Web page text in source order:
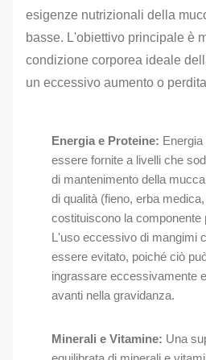
esigenze nutrizionali della
basse. L'obiettivo principale è
condizione corporea ideale
un eccessivo aumento o
Energia e Proteine:
essere fornite a livelli che
di mantenimento della
di qualità (fieno, erba
costituiscono la componente
L'uso eccessivo di mangimi
essere evitato, poiché ciò
ingrassare eccessivamente
avanti nella gravidanza.
Minerali e Vitamine: Una